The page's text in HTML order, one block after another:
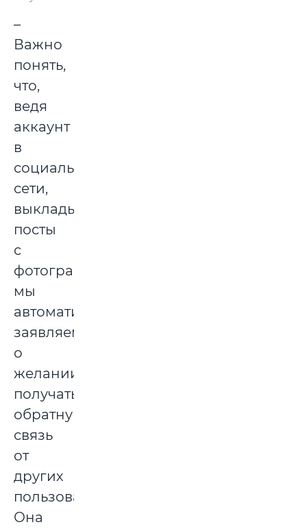
–
Важно
понять,
что,
ведя
аккаунт
в
социальной
сети,
выкладывая
посты
с
фотографиями,
мы
автоматически
заявляем
о
желании
получать
обратную
связь
от
других
пользователей.
Она